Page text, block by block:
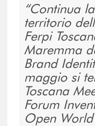
Continua
territorio
Ferpi
Maremma
Brand
maggio si
Toscana
Forum
Open